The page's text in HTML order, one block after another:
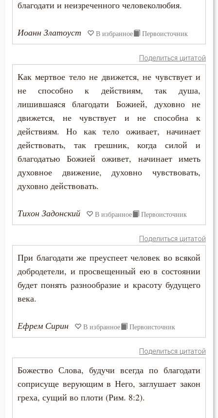
Слезы
Слух
Смертная память
Смерть
Смерть детей
Смех
Смирение
Снисхождение
Соблазн
Совершенство
Сокрушение
благодати и неизреченного человеколюбия.
Иоанн Златоуст В избранное Первоисточник
Поделиться цитатой
Как мертвое тело не движется, не чувствует и
не способно к действиям, так душа,
лишившаяся благодати Божией, духовно не
движется, не чувствует и не способна к
действиям. Но как тело оживает, начинает
действовать, так грешник, когда силой и
благодатью Божией оживет, начинает иметь
духовное движение, духовно чувствовать,
духовно действовать.
Тихон Задонский В избранное Первоисточник
Поделиться цитатой
При благодати же преуспеет человек во всякой
добродетели, и просвещенный ею в состоянии
будет понять разнообразие и красоту будущего
века.
Ефрем Сирин В избранное Первоисточник
Поделиться цитатой
Божество Слова, будучи всегда по благодати
соприсуще верующим в Него, заглушает закон
греха, сущий во плоти (Рим. 8:2).